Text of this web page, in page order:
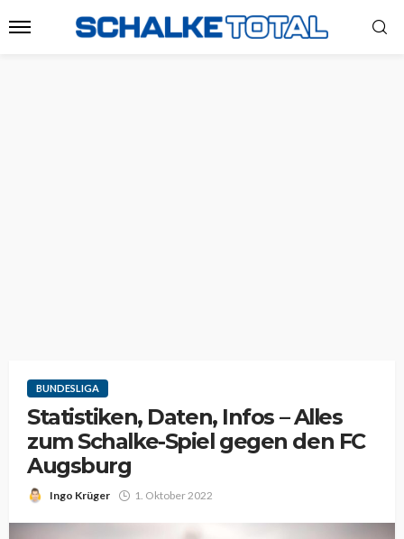
BUNDESLIGA
Statistiken, Daten, Infos – Alles
zum Schalke-Spiel gegen den FC
Augsburg
Ingo Krüger 1. Oktober 2022